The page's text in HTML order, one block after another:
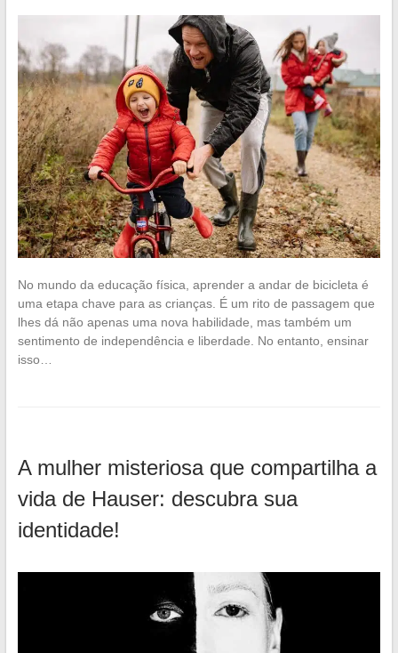
No mundo da educação física, aprender a andar de bicicleta é
uma etapa chave para as crianças. É um rito de passagem que
lhes dá não apenas uma nova habilidade, mas também um
sentimento de independência e liberdade. No entanto, ensinar
isso…
A mulher misteriosa que compartilha a
vida de Hauser: descubra sua
identidade!